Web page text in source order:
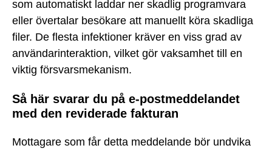
som automatiskt laddar ner skadlig programvara
eller övertalar besökare att manuellt köra skadliga
filer. De flesta infektioner kräver en viss grad av
användarinteraktion, vilket gör vaksamhet till en
viktig försvarsmekanism.
Så här svarar du på e-postmeddelandet
med den reviderade fakturan
Mottagare som får detta meddelande bör undvika